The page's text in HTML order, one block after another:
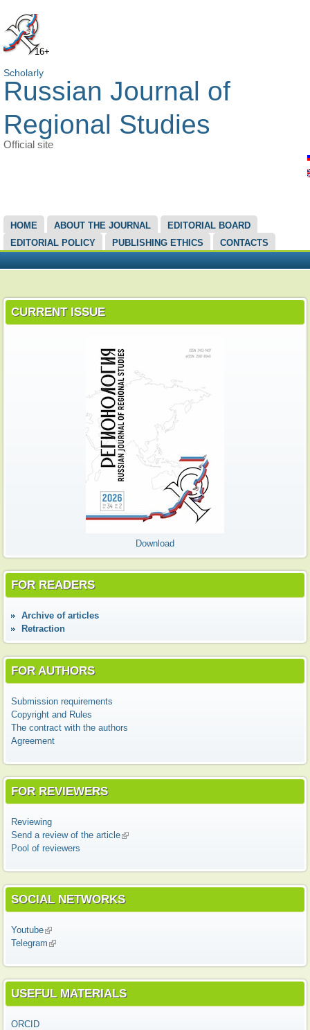
16+
Scholarly
Russian Journal of
Regional Studies
Official site
MAIN MENU
HOME ABOUT THE JOURNAL
EDITORIAL BOARD
EDITORIAL POLICY
PUBLISHING ETHICS CONTACTS
CURRENT ISSUE
Download
FOR READERS
Аrchive of articles
Retraction
FOR AUTHORS
Submission requirements
Copyright and Rules
The contract with the authors
Agreement
FOR REVIEWERS
Reviewing
Send a review of the article(link is external)
Pool of reviewers
SOCIAL NETWORKS
Youtube(link is external)
Telegram (link is external)
USEFUL MATERIALS
ORCID